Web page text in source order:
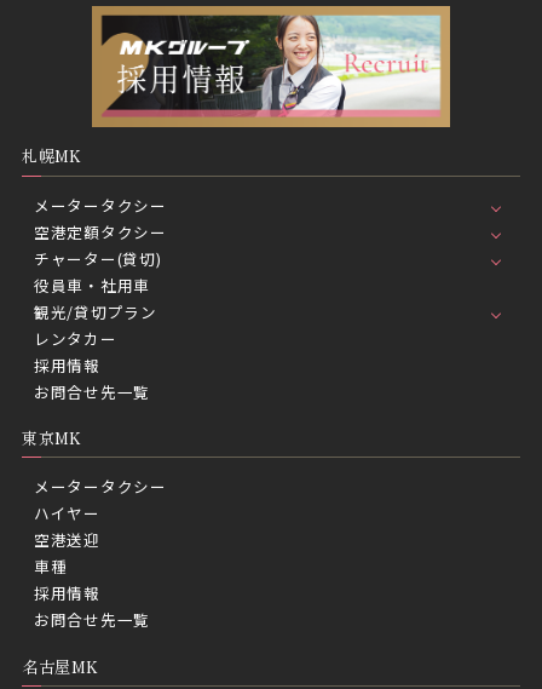
札幌MK
メータータクシー
空港定額タクシー
チャーター(貸切)
役員車・社用車
観光/貸切プラン
レンタカー
採用情報
お問合せ先一覧
東京MK
メータータクシー
ハイヤー
空港送迎
車種
採用情報
お問合せ先一覧
名古屋MK